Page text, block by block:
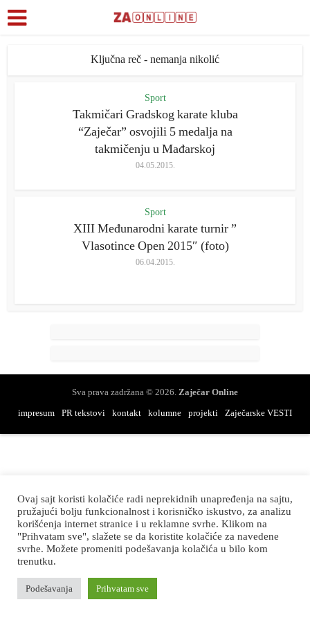
Ključna reč - nemanja nikolić
Sport
Takmičari Gradskog karate kluba
“Zaječar” osvojili 5 medalja na
takmičenju u Mađarskoj
04.05.2015.
Sport
XIII Međunarodni karate turnir ”
Vlasotince Open 2015″ (foto)
06.04.2015.
Sva prava zadržana © 2026. Zaječar Online
impresum
PR tekstovi kontakt kolumne projekti Zaječarske VESTI
Ovaj sajt koristi kolačiće radi neprekidnih unapređenja na sajtu,
pružajući bolju funkcionalnost i korisničko iskustvo, za analizu
korišćenja internet stranice i u reklamne svrhe. Klikom na
"Prihvatam sve", slažete se da koristite kolačiće za navedene
svrhe. Možete promeniti podešavanja kolačića u bilo kom
trenutku.
Podešavanja Prihvatam sve